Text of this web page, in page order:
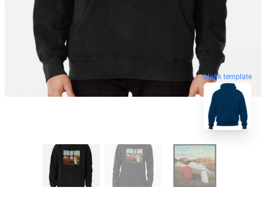
blank template